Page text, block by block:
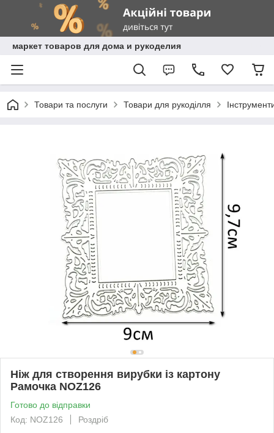
маркет товаров для дома и рукоделия
Товари та послуги Товари для рукоділля
Ніж для створення вирубки із картону
Рамочка NOZ126
Готово до відправки
Код: NOZ126
Роздріб